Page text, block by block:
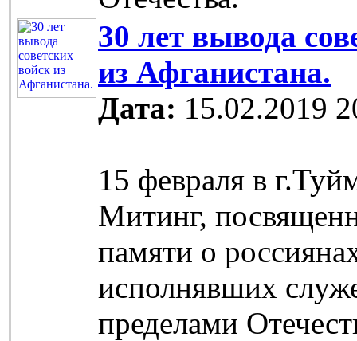
30 лет вывода
из Афганистана.
Дата: 15.02.2019
15 февраля в
Митинг,
памяти о
исполнявших
пределами